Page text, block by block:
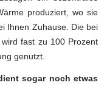
produziert, wo sie
Ihnen Zuhause. Die bei
fast zu 100 Prozent
genutzt.
sogar noch etwas